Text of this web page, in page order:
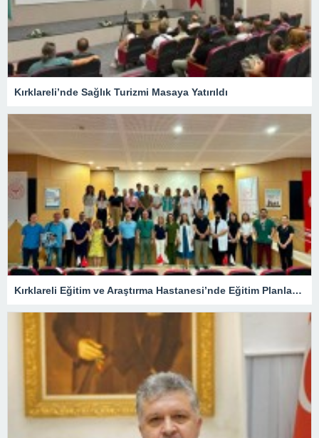
Kırklareli’nde Sağlık Turizmi Masaya Yatırıldı
Kırklareli Eğitim ve Araştırma Hastanesi’nde Eğitim Planlaması Masaya Yatırıldı